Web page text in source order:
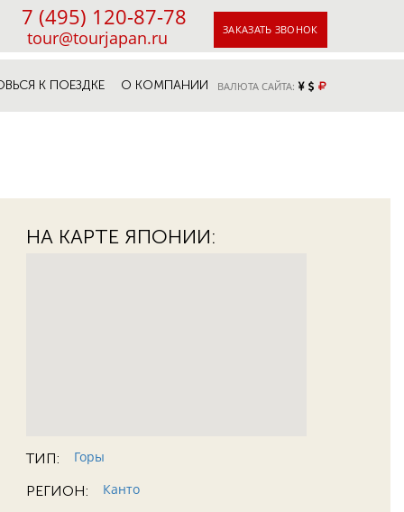
7 (495) 120-87-78
tour@tourjapan.ru ЗАКАЗАТЬ ЗВОНОК
К ПОЕЗДКЕ О КОМПАНИИ ВАЛЮТА САЙТА:
НА КАРТЕ ЯПОНИИ:
ТИП:
Горы
РЕГИОН:
Канто